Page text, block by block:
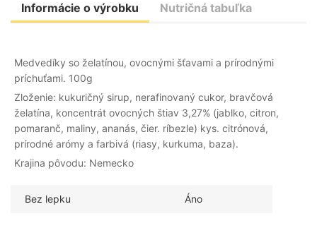
Informácie o výrobku Nutričná tabuľka
Medvedíky so želatínou, ovocnými šťavami a prírodnými
príchuťami. 100g
Zloženie: kukuričný sirup, nerafinovaný cukor, bravčová
želatína, koncentrát ovocných štiav 3,27% (jablko, citron,
pomaranč, maliny, ananás, čier. ríbezle) kys. citrónová,
prírodné arómy a farbivá (riasy, kurkuma, baza).
Krajina pôvodu: Nemecko
Bez lepku Áno